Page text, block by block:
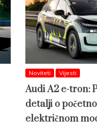
Noviteti Vijesti
Audi A2 e-tron:
detalji o
električnom